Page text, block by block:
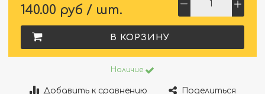
140.00 руб / шт.
В КОРЗИНУ
Наличие
Добавить к сравнению Поделиться